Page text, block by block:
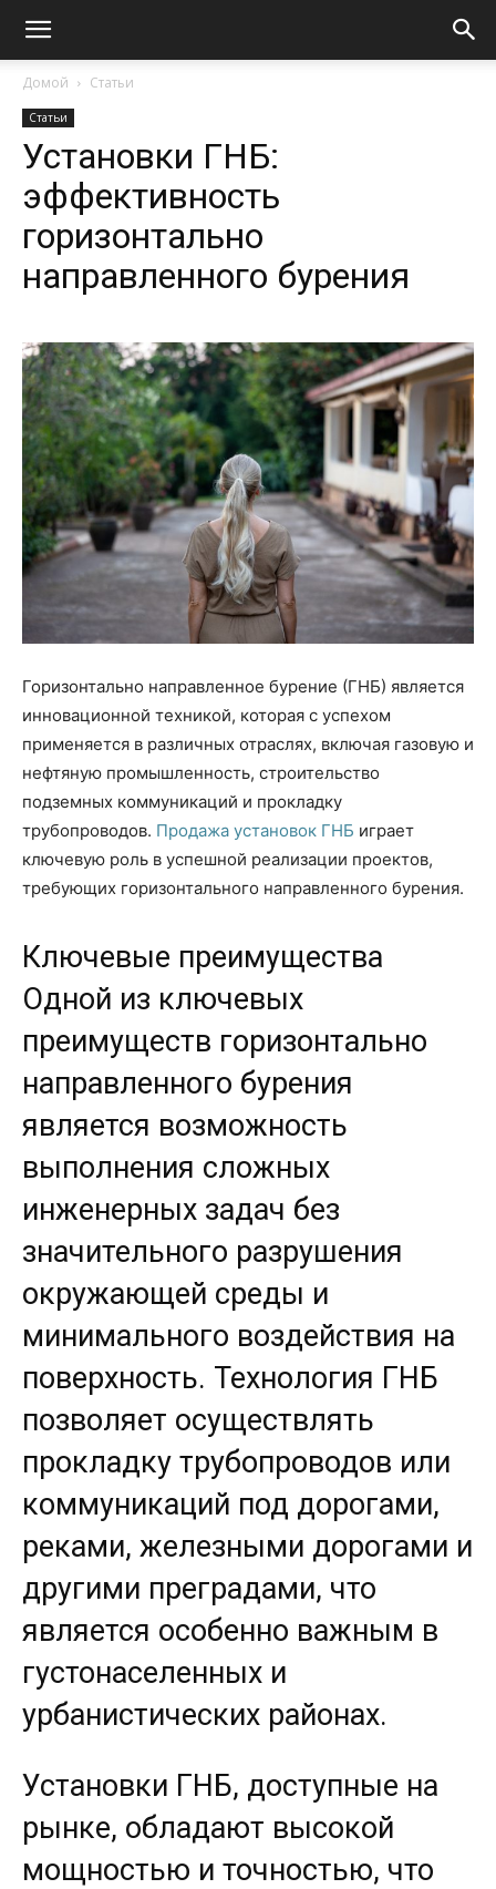
Домой Статьи
Статьи
Установки ГНБ:
эффективность
горизонтально
направленного бурения
Горизонтально направленное бурение (ГНБ) является
инновационной техникой, которая с успехом
применяется в различных отраслях, включая газовую и
нефтяную промышленность, строительство
подземных коммуникаций и прокладку
трубопроводов. Продажа установок ГНБ играет
ключевую роль в успешной реализации проектов,
требующих горизонтального направленного бурения.
Ключевые преимущества
Одной из ключевых
преимуществ горизонтально
направленного бурения
является возможность
выполнения сложных
инженерных задач без
значительного разрушения
окружающей среды и
минимального воздействия на
поверхность. Технология ГНБ
позволяет осуществлять
прокладку трубопроводов или
коммуникаций под дорогами,
реками, железными дорогами и
другими преградами, что
является особенно важным в
густонаселенных и
урбанистических районах.
Установки ГНБ, доступные на
рынке, обладают высокой
мощностью и точностью, что